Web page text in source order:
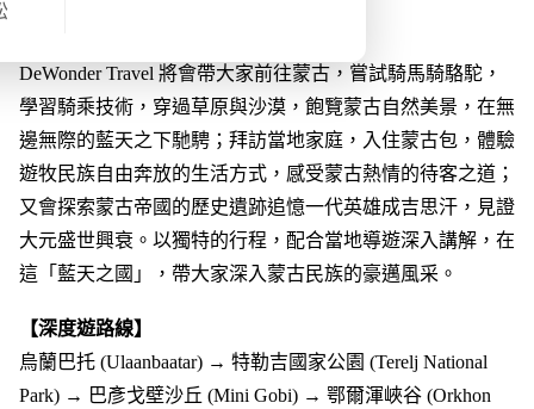
DeWonder Travel 將會帶大家前往蒙古，嘗試騎馬騎駱駝，
學習騎乘技術，穿過草原與沙漠，飽覽蒙古自然美景，在無
邊無際的藍天之下馳騁；拜訪當地家庭，入住蒙古包，體驗
遊牧民族自由奔放的生活方式，感受蒙古熱情的待客之道；
又會探索蒙古帝國的歷史遺跡追憶一代英雄成吉思汗，見證
大元盛世興衰。以獨特的行程，配合當地導遊深入講解，在
這「藍天之國」，帶大家深入蒙古民族的豪邁風采。
【深度遊路線】
烏蘭巴托 (Ulaanbaatar) → 特勒吉國家公園 (Terelj National
Park) → 巴彥戈壁沙丘 (Mini Gobi) → 鄂爾渾峽谷 (Orkhon